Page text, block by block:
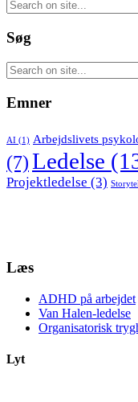
Søg
Emner
AI (1) Arbejdslivets
(7)Ledelse
Projektledelse (3)
Læs
ADHD på arbejdet
Van Halen-ledelse
Organisatorisk
Lyt